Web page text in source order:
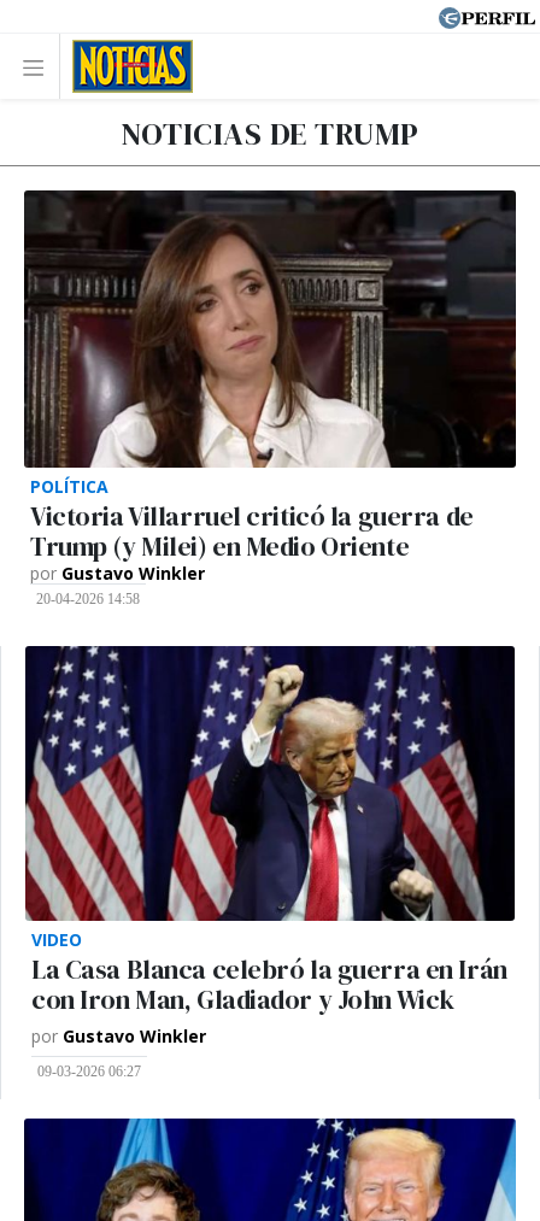
NOTICIAS DE TRUMP
POLÍTICA
Victoria Villarruel criticó la guerra de
Trump (y Milei) en Medio Oriente
por Gustavo Winkler
20-04-2026 14:58
VIDEO
La Casa Blanca celebró la guerra en Irán
con Iron Man, Gladiador y John Wick
por Gustavo Winkler
09-03-2026 06:27